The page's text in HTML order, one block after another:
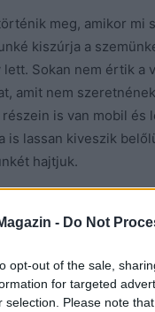
- Do Not
opt-out of the sale,
for targeted
selection. Please note
meg, amikor
kiszúrja a
Sokan nem értik a
amit nem
is van mobil és
lassan kiveszik
hajtjuk.
vagy sem, a nekünk
jár, és nincs
ha a véleményét
lenne eltitkolni a
kéretlen frizura